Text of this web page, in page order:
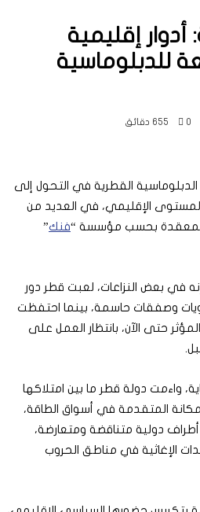
إقليمية
للدبلوماسية
556 دقائق
القطرية في التحول إلى
الإقليمي، في العديد من
بحسب مؤسسة “ فنك”
في بعض النزاعات، لعبت قطر دور
وصفقات حاسمة، بينما احتفظت
حتى الآن، بانتظار العمل على
واءمت دولة قطر ما بين امتلاكها
المتقدمة في أسواق الطاقة،
دولية متناقضة ومتعارضة،
الإغاثية في مناطق الحروب